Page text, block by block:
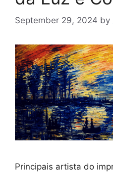
September 29, 2024 by
Principais artista do